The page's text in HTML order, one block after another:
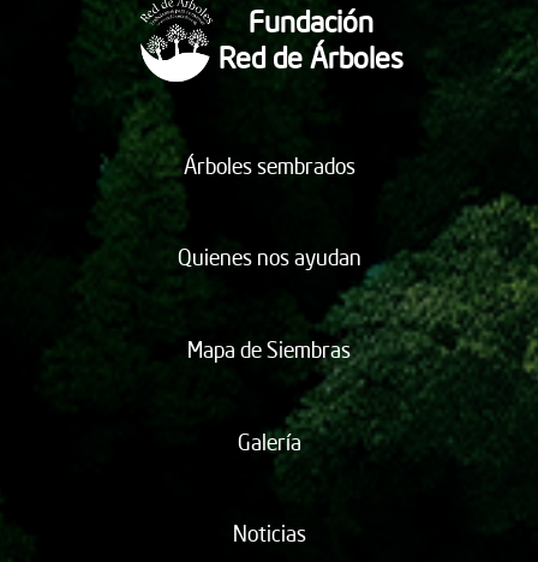
Fundación
Red de Árboles
Árboles sembrados
Quienes nos ayudan
Mapa de Siembras
Galería
Noticias